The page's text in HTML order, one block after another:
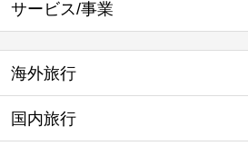
サービス/事業
海外旅行
国内旅行